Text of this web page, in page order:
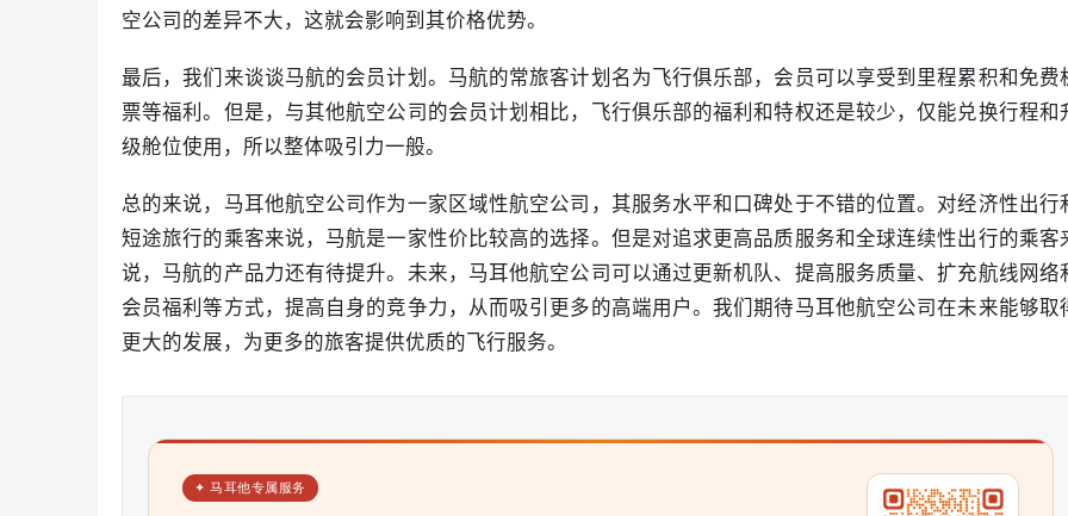
空公司的差异不大，这就会影响到其价格优势。
最后，我们来谈谈马航的会员计划。马航的常旅客计划名为飞行俱乐部，会员可以享受到里程累积和免费
票等福利。但是，与其他航空公司的会员计划相比，飞行俱乐部的福利和特权还是较少，仅能兑换行程和
级舱位使用，所以整体吸引力一般。
总的来说，马耳他航空公司作为一家区域性航空公司，其服务水平和口碑处于不错的位置。对经济性出行
短途旅行的乘客来说，马航是一家性价比较高的选择。但是对追求更高品质服务和全球连续性出行的乘客
说，马航的产品力还有待提升。未来，马耳他航空公司可以通过更新机队、提高服务质量、扩充航线网络
会员福利等方式，提高自身的竞争力，从而吸引更多的高端用户。我们期待马耳他航空公司在未来能够取
更大的发展，为更多的旅客提供优质的飞行服务。
✦ 马耳他专属服务